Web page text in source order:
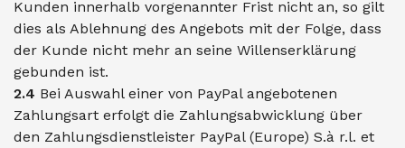
Kunden innerhalb vorgenannter Frist nicht an, so gilt
dies als Ablehnung des Angebots mit der Folge, dass
der Kunde nicht mehr an seine Willenserklärung
gebunden ist.
2.4 Bei Auswahl einer von PayPal angebotenen
Zahlungsart erfolgt die Zahlungsabwicklung über
den Zahlungsdienstleister PayPal (Europe) S.à r.l. et